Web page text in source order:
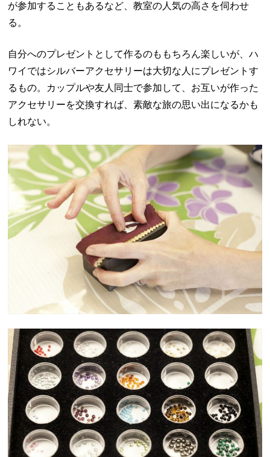
が参加することもあるなど、教室の人気の高さを伺わせ
る。
自分へのプレゼントとして作るのももちろん楽しいが、ハ
ワイではシルバーアクセサリーは大切な人にプレゼントす
るもの。カップルや友人同士で参加して、お互いが作った
アクセサリーを交換すれば、素敵な旅の思い出になるかも
しれない。